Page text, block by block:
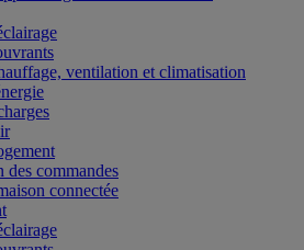
ventilation et climatisation
des commandes
connectée